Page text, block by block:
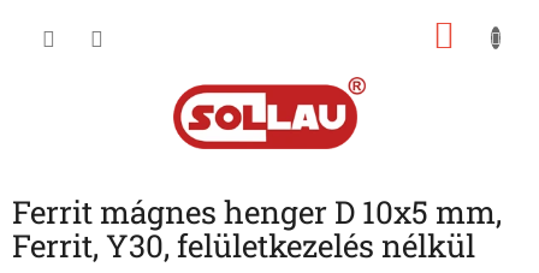
Ferrit mágnes henger D 10x5 mm,
Ferrit, Y30, felületkezelés nélkül